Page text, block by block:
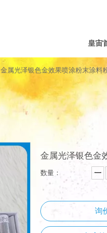
皇宙
金属光泽银色金效果喷涂粉末涂料
金属光泽银色金
数量：
询